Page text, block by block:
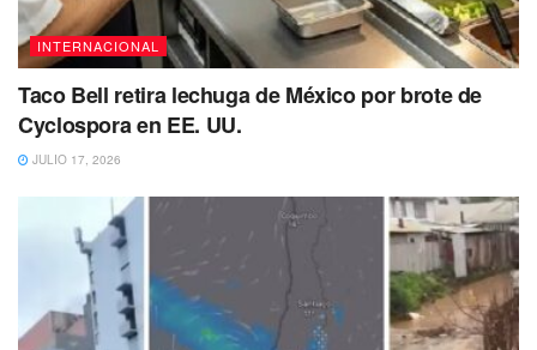
INTERNACIONAL
Taco Bell retira lechuga de México por brote de
Cyclospora en EE. UU.
JULIO 17, 2026